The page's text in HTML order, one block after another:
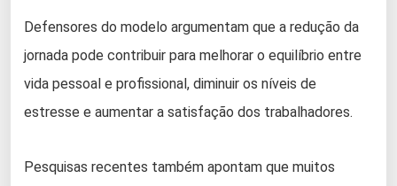
Defensores do modelo argumentam que a redução da
jornada pode contribuir para melhorar o equilíbrio entre
vida pessoal e profissional, diminuir os níveis de
estresse e aumentar a satisfação dos trabalhadores.
Pesquisas recentes também apontam que muitos